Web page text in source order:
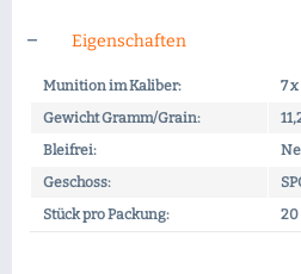
Eigenschaften
Munition im Kaliber:
7 x
Gewicht Gramm/Grain:
Bleifrei:
Geschoss:
Stück pro Packung:
20